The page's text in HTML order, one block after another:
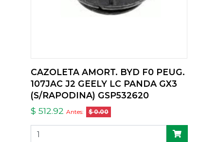
CAZOLETA AMORT. BYD F0 PEUG.
107JAC J2 GEELY LC PANDA GX3
(S/RAPODINA) GSP532620
$ 512.92 Antes: $ 0.00